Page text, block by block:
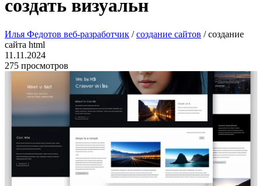
создать визуальн
Илья Федотов веб-разработчик /создание сайтов / создание
сайта html
11.11.2024
275 просмотров